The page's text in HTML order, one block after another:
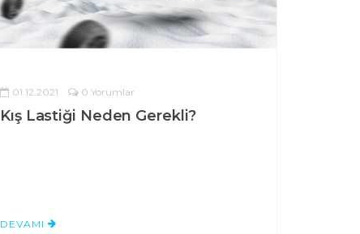
01.12.2021 0 Yorumlar
Kış Lastiği Neden Gerekli?
DEVAMI